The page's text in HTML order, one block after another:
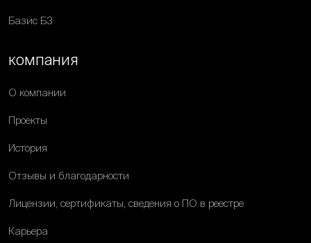
Базис Б3
компания
О компании
Проекты
История
Отзывы и благодарности
Лицензии, сертификаты, сведения о ПО в реестре
Карьера